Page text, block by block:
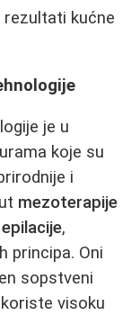
rezultati kućne
je u
koje su
i
mezoterapije
,
principa. Oni
sopstveni
visoku